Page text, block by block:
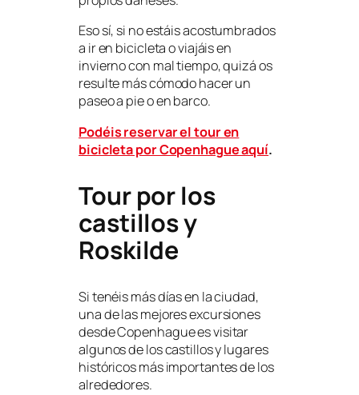
Eso sí, si no estáis acostumbrados
a ir en bicicleta o viajáis en
invierno con mal tiempo, quizá os
resulte más cómodo hacer un
paseo a pie o en barco.
Podéis reservar el tour en
bicicleta por Copenhague aquí.
Tour por los
castillos y
Roskilde
Si tenéis más días en la ciudad,
una de las mejores excursiones
desde Copenhague es visitar
algunos de los castillos y lugares
históricos más importantes de los
alrededores.